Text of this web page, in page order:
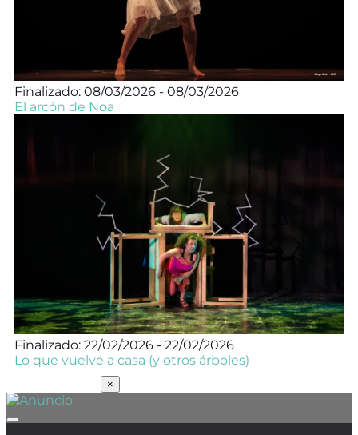
Finalizado: 08/03/2026 - 08/03/2026
El arcón de Noa
Finalizado: 22/02/2026 - 22/02/2026
Lo que vuelve a casa (y otros árboles)
×